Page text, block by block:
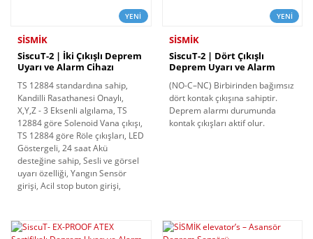
YENİ
SİSMİK
SiscuT-2 | İki Çıkışlı Deprem
Uyarı ve Alarm Cihazı
TS 12884 standardına sahip,
Kandilli Rasathanesi Onaylı,
X,Y,Z - 3 Eksenli algılama, TS
12884 göre Solenoid Vana çıkışı,
TS 12884 göre Röle çıkışları, LED
Göstergeli, 24 saat Akü
desteğine sahip, Sesli ve görsel
uyarı özelliği, Yangın Sensör
girişi, Acil stop buton girişi,
YENİ
SİSMİK
SiscuT-2 | Dört Çıkışlı
Deprem Uyarı ve Alarm
Sensörü
(NO-C–NC) Birbirinden bağımsız
dört kontak çıkışına sahiptir.
Deprem alarmı durumunda
kontak çıkışları aktif olur.